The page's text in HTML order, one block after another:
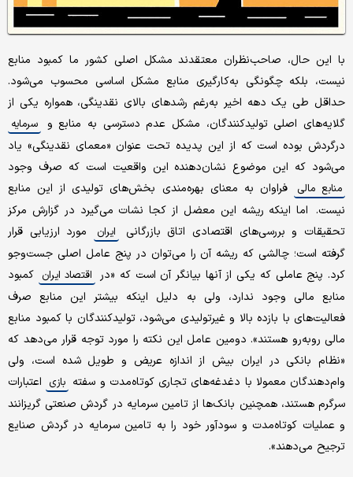
با این حال، صاحب‌نظران معتقدند مشکل اصلی کشور ما کمبود منابع
نیست، بلکه چگونگی به‌کارگیری منابع مشکل اساسی محسوب می‌شود.
حداقل طی یک دهه اخیر به‌رغم رشدهای بالای نقدینگی، همواره یکی از
گلایه‌های اصلی تولیدکنندگان،‌ مشکل عدم دسترسی به منابع و
سرمایه
درگردش بوده است که از این پدیده تحت عنوان «معمای نقدینگی» یاد
می‌شود که این موضوع نشان‌دهنده این واقعیت است که صرف وجود
منابع مالی
فراوان به معنای بهره‌مندی بخش‌های تولیدی از این منابع
نیست. اما اینکه ریشه این معضل از کجا نشات می‌گیرد در گزارش مرکز
تحقیقات و بررسی‌های اقتصادی اتاق بازرگانی
ایران
مورد ارزیابی قرار
گرفته است؛ چالشی که ریشه آن را می‌توان در پنج عامل اصلی جست‌وجو
کرد. پنج عاملی که یکی از آنها بیانگر آن است که «در اقتصاد ایران کمبود
منابع مالی وجود ندارد، ولی به دلیل اینکه بیشتر این منابع صرف
فعالیت‌های با بازده بالا و غیرتولیدی می‌شود، تولیدکنندگان با کمبود منابع
مالی روبه‌رو هستند». دومین عامل این نکته را مورد توجه قرار می‌دهد که
«نظام بانکی در ایران بیش از اندازه عریض و طویل شده است، ولی
وام‌دهندگان معمولا با دغدغه‌های تجاری کوتاه‌مدت و سفته بازی اعتبارات
سرگرم هستند، همچنین بانک‌ها از تامین سرمایه در گردش صنعتی گریزانند
و عملیات کوتاه‌مدت و سودآور خود را به تامین سرمایه در گردش صنایع
ترجیح می‌دهند».